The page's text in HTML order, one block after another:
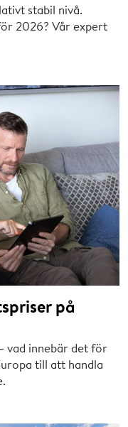
stabil nivå.
2026? Vår expert
på
vad innebär det för
till att handla